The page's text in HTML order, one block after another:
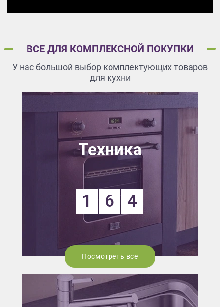
ВСЕ ДЛЯ КОМПЛЕКСНОЙ ПОКУПКИ
У нас большой выбор комплектующих товаров
для кухни
Техника
1 6 4
Посмотреть все